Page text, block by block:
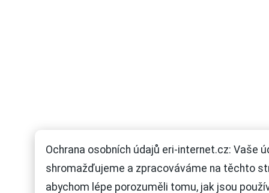
Ochrana osobních údajů eri-internet.cz: Vaše
shromažďujeme a zpracováváme na těchto
abychom lépe porozuměli tomu, jak jsou